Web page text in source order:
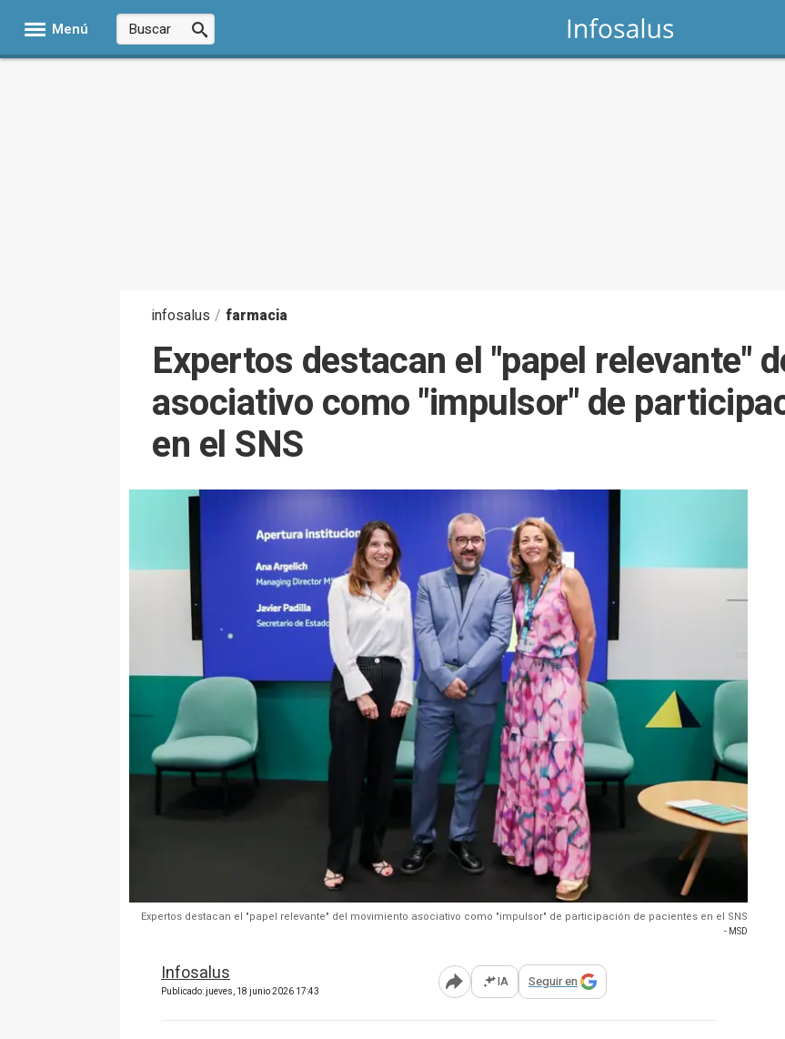
Menú
infosalus / farmacia
Expertos destacan el "papel relevante"
asociativo como "impulsor" de
en el SNS
Expertos destacan el "papel relevante" del movimiento asociativo como "impulsor" de participación de pacientes en el SNS
- MSD
Infosalus
Publicado: jueves, 18 junio 2026 17:43 Abrir opciones para compartir
IA Seguir en